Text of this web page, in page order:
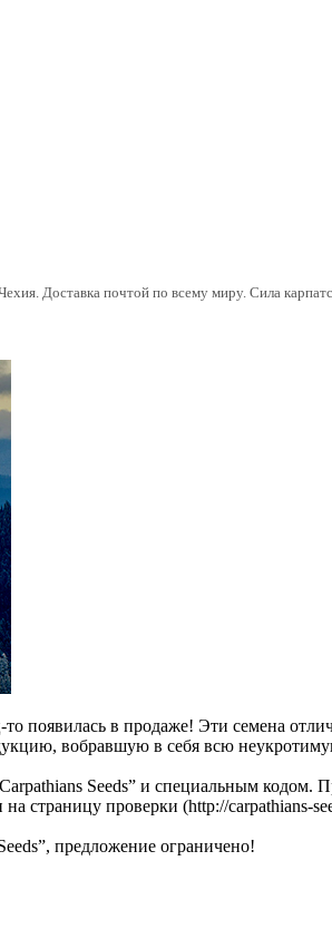
Доставка почтой по всему миру. Сила
появилась в продаже! Эти семена
вобравшую в себя всю
Seeds” и специальным
страницу проверки (http://carpathians-
предложение ограничено!